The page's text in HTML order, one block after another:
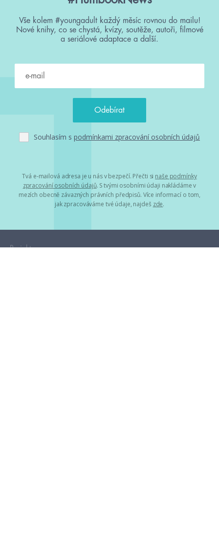
Vše kolem #youngadult každý měsíc rovnou do mailu!
Nové knihy, co se chystá, kvízy, soutěže, autoři, filmové
a seriálové adaptace a další.
Souhlasím s podmínkami zpracování osobních údajů
Tvá e-mailová adresa je u nás v bezpečí. Přečti si naše podmínky
zpracování osobních údajů. S tvými osobními údaji nakládáme v
mezích obecně závazných právních předpisů. Více informací o tom,
jak zpracováváme tvé údaje, najdeš zde.
Projekty